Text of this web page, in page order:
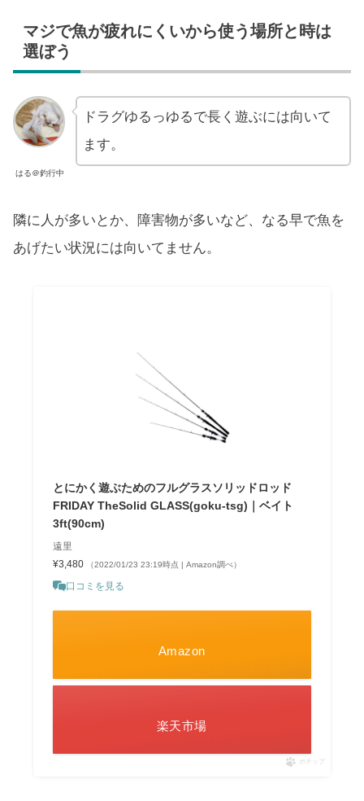
マジで魚が疲れにくいから使う場所と時は
選ぼう
はる＠釣行中
ドラグゆるっゆるで長く遊ぶには向いて
ます。
隣に人が多いとか、障害物が多いなど、なる早で魚を
あげたい状況には向いてません。
とにかく遊ぶためのフルグラスソリッドロッド
FRIDAY TheSolid GLASS(goku-tsg)｜ベイト
3ft(90cm)
遠里
¥3,480
（2022/01/23 23:19時点 | Amazon調べ）
口コミを見る
Amazon
楽天市場
ポチップ